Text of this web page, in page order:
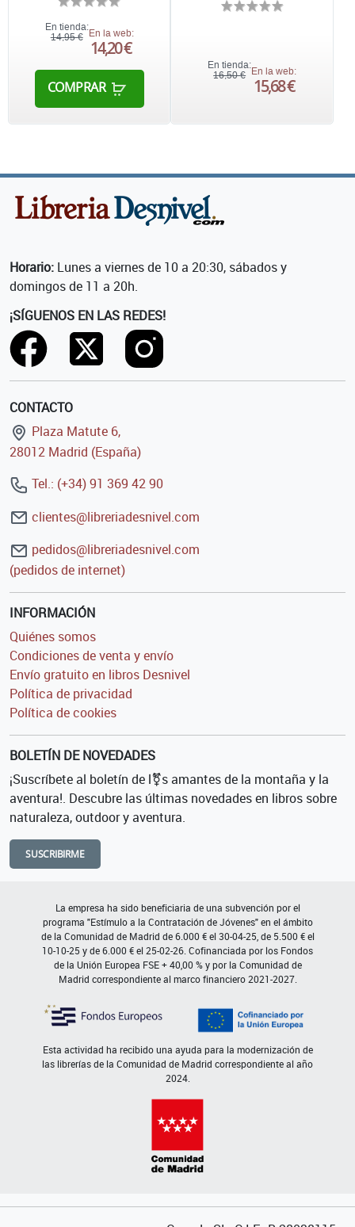
En tienda:
14,95 € En la web:
14,20 €
COMPRAR
En tienda:
16,50 €
En la web:
15,68 €
Horario: Lunes a viernes de 10 a 20:30, sábados y
domingos de 11 a 20h.
¡SÍGUENOS EN LAS REDES!
CONTACTO
Plaza Matute 6,
28012 Madrid (España)
Tel.: (+34) 91 369 42 90
clientes@libreriadesnivel.com
pedidos@libreriadesnivel.com
(pedidos de internet)
INFORMACIÓN
Quiénes somos
Condiciones de venta y envío
Envío gratuito en libros Desnivel
Política de privacidad
Política de cookies
BOLETÍN DE NOVEDADES
¡Suscríbete al boletín de l⚧s amantes de la montaña y la
aventura!. Descubre las últimas novedades en libros sobre
naturaleza, outdoor y aventura.
SUSCRIBIRME
La empresa ha sido beneficiaria de una subvención por el
programa "Estímulo a la Contratación de Jóvenes" en el ámbito
de la Comunidad de Madrid de 6.000 € el 30-04-25, de 5.500 € el
10-10-25 y de 6.000 € el 25-02-26. Cofinanciada por los Fondos
de la Unión Europea FSE + 40,00 % y por la Comunidad de
Madrid correspondiente al marco financiero 2021-2027.
Esta actividad ha recibido una ayuda para la modernización de
las librerías de la Comunidad de Madrid correspondiente al año
2024.